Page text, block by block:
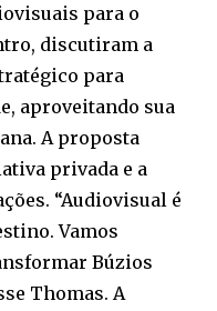
para o
discutiram a
para
aproveitando sua
A proposta
privada e a
“Audiovisual é
Vamos
Búzios
Thomas. A